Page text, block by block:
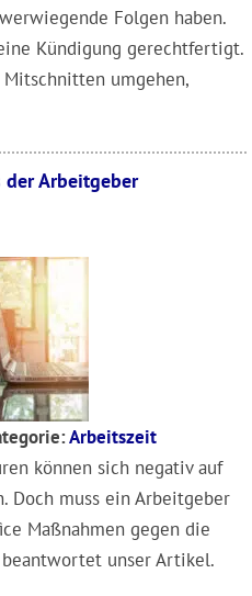
Folgen haben.
Kündigung gerechtfertigt.
umgehen,
der Arbeitgeber
Arbeitszeit
können sich negativ auf
Doch muss ein Arbeitgeber
Maßnahmen gegen die
unser Artikel.